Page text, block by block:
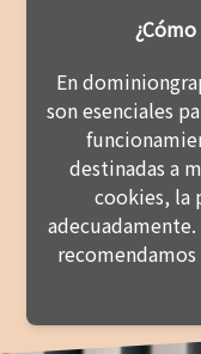
En
son esenciales
destinadas a
cookies, la